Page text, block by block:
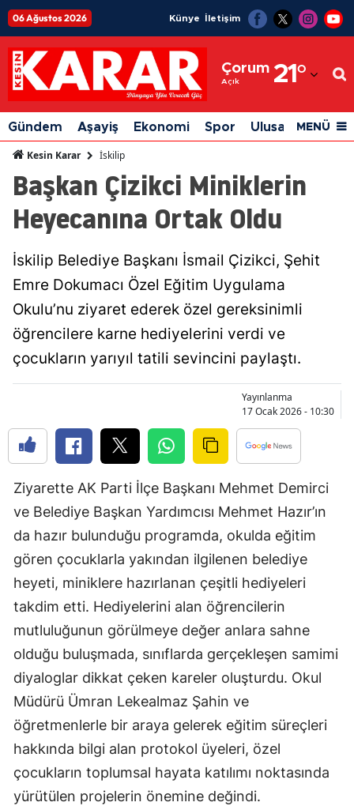
06 Ağustos 2026 Künye İletişim
Çorum
Açık 21°
Adıyaman
Afyonkarahisar
Ağrı
Amasya
Ankara
Aydın
Balıkesir
Bilecik
Bingöl
Bitlis
Bolu
Bursa
Çanakkale
Çankırı
Çorum
Denizli
Diyarbakır
Edirne
Elazığ
Erzincan
Gündem Aşayiş Ekonomi Spor Ulusal Siyaset
MENÜ
Kesin Karar İskilip
Başkan Çizikci Miniklerin
Heyecanına Ortak Oldu
İskilip Belediye Başkanı İsmail Çizikci, Şehit
Emre Dokumacı Özel Eğitim Uygulama
Okulu’nu ziyaret ederek özel gereksinimli
öğrencilere karne hediyelerini verdi ve
çocukların yarıyıl tatili sevincini paylaştı.
Yayınlanma
17 Ocak 2026 - 10:30
Ziyarette AK Parti İlçe Başkanı Mehmet Demirci
ve Belediye Başkan Yardımcısı Mehmet Hazır’ın
da hazır bulunduğu programda, okulda eğitim
gören çocuklarla yakından ilgilenen belediye
heyeti, miniklere hazırlanan çeşitli hediyeleri
takdim etti. Hediyelerini alan öğrencilerin
mutluluğunun görülmeye değer anlara sahne
olduğu buluşmada, sınıflarda gerçekleşen samimi
diyaloglar dikkat çeken kareler oluşturdu. Okul
Müdürü Ümran Lekealmaz Şahin ve
öğretmenlerle bir araya gelerek eğitim süreçleri
hakkında bilgi alan protokol üyeleri, özel
çocukların toplumsal hayata katılımı noktasında
yürütülen projelerin önemine değindi.